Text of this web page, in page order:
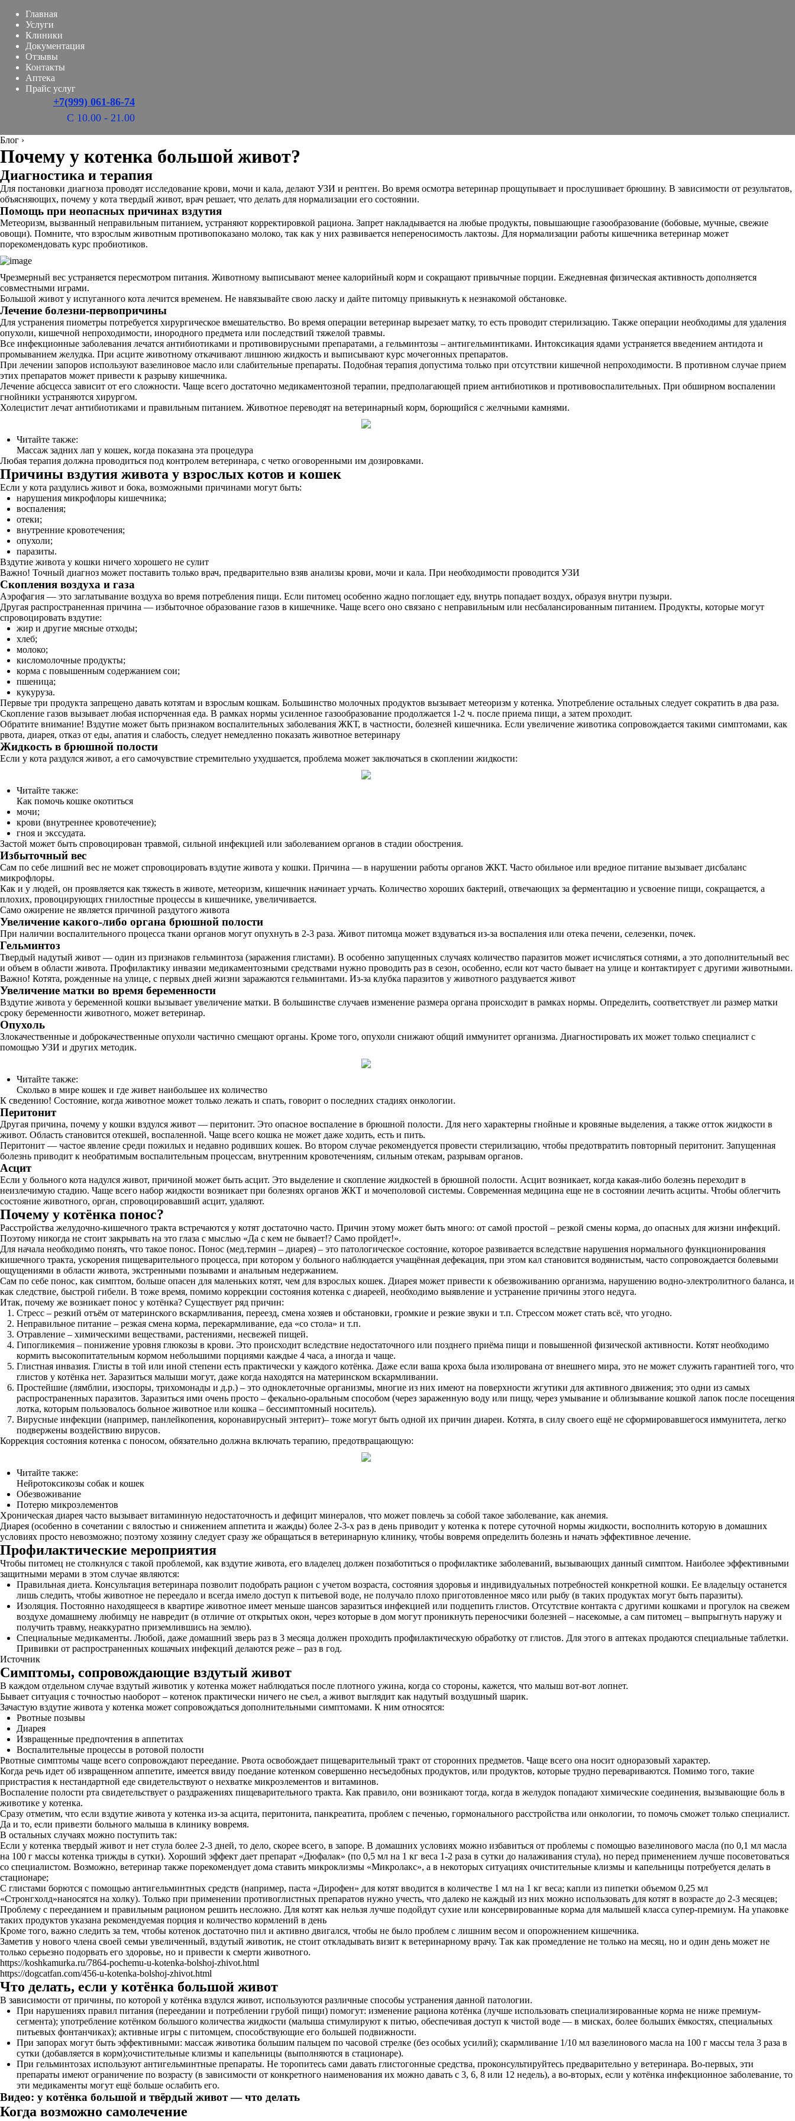
Главная
Услуги
Клиники
Документация
Отзывы
Контакты
Аптека
Прайс услуг
+7(999) 061-86-74
С 10.00 - 21.00
Блог ›
Почему у котенка большой живот?
Диагностика и терапия
Для постановки диагноза проводят исследование крови, мочи и кала, делают УЗИ и рентген. Во время осмотра ветеринар прощупывает и прослушивает брюшину. В зависимости от результатов,
объясняющих, почему у кота твердый живот, врач решает, что делать для нормализации его состоянии.
Помощь при неопасных причинах вздутия
Метеоризм, вызванный неправильным питанием, устраняют корректировкой рациона. Запрет накладывается на любые продукты, повышающие газообразование (бобовые, мучные, свежие
овощи). Помните, что взрослым животным противопоказано молоко, так как у них развивается непереносимость лактозы. Для нормализации работы кишечника ветеринар может
порекомендовать курс пробиотиков.
Чрезмерный вес устраняется пересмотром питания. Животному выписывают менее калорийный корм и сокращают привычные порции. Ежедневная физическая активность дополняется
совместными играми.
Большой живот у испуганного кота лечится временем. Не навязывайте свою ласку и дайте питомцу привыкнуть к незнакомой обстановке.
Лечение болезни-первопричины
Для устранения пиометры потребуется хирургическое вмешательство. Во время операции ветеринар вырезает матку, то есть проводит стерилизацию. Также операции необходимы для удаления
опухоли, кишечной непроходимости, инородного предмета или последствий тяжелой травмы.
Все инфекционные заболевания лечатся антибиотиками и противовирусными препаратами, а гельминтозы – антигельминтиками. Интоксикация ядами устраняется введением антидота и
промыванием желудка. При асците животному откачивают лишнюю жидкость и выписывают курс мочегонных препаратов.
При лечении запоров используют вазелиновое масло или слабительные препараты. Подобная терапия допустима только при отсутствии кишечной непроходимости. В противном случае прием
этих препаратов может привести к разрыву кишечника.
Лечение абсцесса зависит от его сложности. Чаще всего достаточно медикаментозной терапии, предполагающей прием антибиотиков и противовоспалительных. При обширном воспалении
гнойники устраняются хирургом.
Холецистит лечат антибиотиками и правильным питанием. Животное переводят на ветеринарный корм, борющийся с желчными камнями.
Читайте также:
Массаж задних лап у кошек, когда показана эта процедура
Любая терапия должна проводиться под контролем ветеринара, с четко оговоренными им дозировками.
Причины вздутия живота у взрослых котов и кошек
Если у кота раздулись живот и бока, возможными причинами могут быть:
нарушения микрофлоры кишечника;
воспаления;
отеки;
внутренние кровотечения;
опухоли;
паразиты.
Вздутие живота у кошки ничего хорошего не сулит
Важно! Точный диагноз может поставить только врач, предварительно взяв анализы крови, мочи и кала. При необходимости проводится УЗИ
Скопления воздуха и газа
Аэрофагия — это заглатывание воздуха во время потребления пищи. Если питомец особенно жадно поглощает еду, внутрь попадает воздух, образуя внутри пузыри.
Другая распространенная причина — избыточное образование газов в кишечнике. Чаще всего оно связано с неправильным или несбалансированным питанием. Продукты, которые могут
спровоцировать вздутие:
жир и другие мясные отходы;
хлеб;
молоко;
кисломолочные продукты;
корма с повышенным содержанием сои;
пшеница;
кукуруза.
Первые три продукта запрещено давать котятам и взрослым кошкам. Большинство молочных продуктов вызывает метеоризм у котенка. Употребление остальных следует сократить в два раза.
Скопление газов вызывает любая испорченная еда. В рамках нормы усиленное газообразование продолжается 1-2 ч. после приема пищи, а затем проходит.
Обратите внимание! Вздутие может быть признаком воспалительных заболевания ЖКТ, в частности, болезней кишечника. Если увеличение животика сопровождается такими симптомами, как
рвота, диарея, отказ от еды, апатия и слабость, следует немедленно показать животное ветеринару
Жидкость в брюшной полости
Если у кота раздулся живот, а его самочувствие стремительно ухудшается, проблема может заключаться в скоплении жидкости:
Читайте также:
Как помочь кошке окотиться
мочи;
крови (внутреннее кровотечение);
гноя и экссудата.
Застой может быть спровоцирован травмой, сильной инфекцией или заболеванием органов в стадии обострения.
Избыточный вес
Сам по себе лишний вес не может спровоцировать вздутие живота у кошки. Причина — в нарушении работы органов ЖКТ. Часто обильное или вредное питание вызывает дисбаланс
микрофлоры.
Как и у людей, он проявляется как тяжесть в животе, метеоризм, кишечник начинает урчать. Количество хороших бактерий, отвечающих за ферментацию и усвоение пищи, сокращается, а
плохих, провоцирующих гнилостные процессы в кишечнике, увеличивается.
Само ожирение не является причиной раздутого живота
Увеличение какого-либо органа брюшной полости
При наличии воспалительного процесса ткани органов могут опухнуть в 2-3 раза. Живот питомца может вздуваться из-за воспаления или отека печени, селезенки, почек.
Гельминтоз
Твердый надутый живот — один из признаков гельминтоза (заражения глистами). В особенно запущенных случаях количество паразитов может исчисляться сотнями, а это дополнительный вес
и объем в области живота. Профилактику инвазии медикаментозными средствами нужно проводить раз в сезон, особенно, если кот часто бывает на улице и контактирует с другими животными.
Важно! Котята, рожденные на улице, с первых дней жизни заражаются гельминтами. Из-за клубка паразитов у животного раздувается живот
Увеличение матки во время беременности
Вздутие живота у беременной кошки вызывает увеличение матки. В большинстве случаев изменение размера органа происходит в рамках нормы. Определить, соответствует ли размер матки
сроку беременности животного, может ветеринар.
Опухоль
Злокачественные и доброкачественные опухоли частично смещают органы. Кроме того, опухоли снижают общий иммунитет организма. Диагностировать их может только специалист с
помощью УЗИ и других методик.
Читайте также:
Сколько в мире кошек и где живет наибольшее их количество
К сведению! Состояние, когда животное может только лежать и спать, говорит о последних стадиях онкологии.
Перитонит
Другая причина, почему у кошки вздулся живот — перитонит. Это опасное воспаление в брюшной полости. Для него характерны гнойные и кровяные выделения, а также отток жидкости в
живот. Область становится отекшей, воспаленной. Чаще всего кошка не может даже ходить, есть и пить.
Перитонит — частое явление среди пожилых и недавно родивших кошек. Во втором случае рекомендуется провести стерилизацию, чтобы предотвратить повторный перитонит. Запущенная
болезнь приводит к необратимым воспалительным процессам, внутренним кровотечениям, сильным отекам, разрывам органов.
Асцит
Если у больного кота надулся живот, причиной может быть асцит. Это выделение и скопление жидкостей в брюшной полости. Асцит возникает, когда какая-либо болезнь переходит в
неизлечимую стадию. Чаще всего набор жидкости возникает при болезнях органов ЖКТ и мочеполовой системы. Современная медицина еще не в состоянии лечить асциты. Чтобы облегчить
состояние животного, орган, спровоцировавший асцит, удаляют.
Почему у котёнка понос?
Расстройства желудочно-кишечного тракта встречаются у котят достаточно часто. Причин этому может быть много: от самой простой – резкой смены корма, до опасных для жизни инфекций.
Поэтому никогда не стоит закрывать на это глаза с мыслью «Да с кем не бывает!? Само пройдет!».
Для начала необходимо понять, что такое понос. Понос (мед.термин – диарея) – это патологическое состояние, которое развивается вследствие нарушения нормального функционирования
кишечного тракта, ускорения пищеварительного процесса, при котором у больного наблюдается учащённая дефекация, при этом кал становится водянистым, часто сопровождается болевыми
ощущениями в области живота, экстренными позывами и анальным недержанием.
Сам по себе понос, как симптом, больше опасен для маленьких котят, чем для взрослых кошек. Диарея может привести к обезвоживанию организма, нарушению водно-электролитного баланса, и
как следствие, быстрой гибели. В тоже время, помимо коррекции состояния котенка с диареей, необходимо выявление и устранение причины этого недуга.
Итак, почему же возникает понос у котёнка? Существует ряд причин:
Стресс – резкий отъём от материнского вскармливания, переезд, смена хозяев и обстановки, громкие и резкие звуки и т.п. Стрессом может стать всё, что угодно.
Неправильное питание – резкая смена корма, перекармливание, еда «со стола» и т.п.
Отравление – химическими веществами, растениями, несвежей пищей.
Гипогликемия – понижение уровня глюкозы в крови. Это происходит вследствие недостаточного или позднего приёма пищи и повышенной физической активности. Котят необходимо
кормить высокопитательным кормом небольшими порциями каждые 4 часа, а иногда и чаще.
Глистная инвазия. Глисты в той или иной степени есть практически у каждого котёнка. Даже если ваша кроха была изолирована от внешнего мира, это не может служить гарантией того, что
глистов у котёнка нет. Заразиться малыши могут, даже когда находятся на материнском вскармливании.
Простейшие (лямблии, изоспоры, трихомонады и д.р.) – это одноклеточные организмы, многие из них имеют на поверхности жгутики для активного движения; это одни из самых
распространенных паразитов. Заразиться ими очень просто – фекально-оральным способом (через зараженную воду или пищу, через умывание и облизывание кошкой лапок после посещения
лотка, которым пользовалось больное животное или кошка – бессимптомный носитель).
Вирусные инфекции (например, панлейкопения, коронавирусный энтерит)– тоже могут быть одной их причин диареи. Котята, в силу своего ещё не сформировавшегося иммунитета, легко
подвержены воздействию вирусов.
Коррекция состояния котенка с поносом, обязательно должна включать терапию, предотвращающую:
Читайте также:
Нейротоксикозы собак и кошек
Обезвоживание
Потерю микроэлементов
Хроническая диарея часто вызывает витаминную недостаточность и дефицит минералов, что может повлечь за собой такое заболевание, как анемия.
Диарея (особенно в сочетании с вялостью и снижением аппетита и жажды) более 2-3-х раз в день приводит у котенка к потере суточной нормы жидкости, восполнить которую в домашних
условиях просто невозможно; поэтому хозяину следует сразу же обращаться в ветеринарную клинику, чтобы вовремя определить болезнь и начать эффективное лечение.
Профилактические мероприятия
Чтобы питомец не столкнулся с такой проблемой, как вздутие живота, его владелец должен позаботиться о профилактике заболеваний, вызывающих данный симптом. Наиболее эффективными
защитными мерами в этом случае являются:
Правильная диета. Консультация ветеринара позволит подобрать рацион с учетом возраста, состояния здоровья и индивидуальных потребностей конкретной кошки. Ее владельцу останется
лишь следить, чтобы животное не переедало и всегда имело доступ к питьевой воде, не получало плохо приготовленное мясо или рыбу (в таких продуктах могут быть паразиты).
Изоляция. Постоянно находящееся в квартире животное имеет меньше шансов заразиться инфекцией или подцепить глистов. Отсутствие контакта с другими кошками и прогулок на свежем
воздухе домашнему любимцу не навредит (в отличие от открытых окон, через которые в дом могут проникнуть переносчики болезней – насекомые, а сам питомец – выпрыгнуть наружу и
получить травму, неаккуратно приземлившись на землю).
Специальные медикаменты. Любой, даже домашний зверь раз в 3 месяца должен проходить профилактическую обработку от глистов. Для этого в аптеках продаются специальные таблетки.
Прививки от распространенных кошачьих инфекций делаются реже – раз в год.
Источник
Симптомы, сопровождающие вздутый живот
В каждом отдельном случае вздутый животик у котенка может наблюдаться после плотного ужина, когда со стороны, кажется, что малыш вот-вот лопнет.
Бывает ситуация с точностью наоборот – котенок практически ничего не съел, а живот выглядит как надутый воздушный шарик.
Зачастую вздутие живота у котенка может сопровождаться дополнительными симптомами. К ним относятся:
Рвотные позывы
Диарея
Извращенные предпочтения в аппетитах
Воспалительные процессы в ротовой полости
Рвотные симптомы чаще всего сопровождают переедание. Рвота освобождает пищеварительный тракт от сторонних предметов. Чаще всего она носит одноразовый характер.
Когда речь идет об извращенном аппетите, имеется ввиду поедание котенком совершенно несъедобных продуктов, или продуктов, которые трудно перевариваются. Помимо того, такие
пристрастия к нестандартной еде свидетельствуют о нехватке микроэлементов и витаминов.
Воспаление полости рта свидетельствует о раздражениях пищеварительного тракта. Как правило, они возникают тогда, когда в желудок попадают химические соединения, вызывающие боль в
животике у котенка.
Сразу отметим, что если вздутие живота у котенка из-за асцита, перитонита, панкреатита, проблем с печенью, гормонального расстройства или онкологии, то помочь сможет только специалист.
Да и то, если привезти больного малыша в клинику вовремя.
В остальных случаях можно поступить так:
Если у котенка твердый живот и нет стула более 2-3 дней, то дело, скорее всего, в запоре. В домашних условиях можно избавиться от проблемы с помощью вазелинового масла (по 0,1 мл масла
на 100 г массы котенка трижды в сутки). Хороший эффект дает препарат «Дюфалак» (по 0,5 мл на 1 кг веса 1-2 раза в сутки до налаживания стула), но перед применением лучше посоветоваться
со специалистом. Возможно, ветеринар также порекомендует дома ставить микроклизмы «Микролакс», а в некоторых ситуациях очистительные клизмы и капельницы потребуется делать в
стационаре;
С глистами борются с помощью антигельминтных средств (например, паста «Дирофен» для котят вводится в количестве 1 мл на 1 кг веса; капли из пипетки объемом 0,25 мл
«Стронгхолд»наносятся на холку). Только при применении противоглистных препаратов нужно учесть, что далеко не каждый из них можно использовать для котят в возрасте до 2-3 месяцев;
Проблему с перееданием и правильным рационом решить несложно. Для котят как нельзя лучше подойдут сухие или консервированные корма для малышей класса супер-премиум. На упаковке
таких продуктов указана рекомендуемая порция и количество кормлений в день
Кроме того, важно следить за тем, чтобы котенок достаточно пил и активно двигался, чтобы не было проблем с лишним весом и опорожнением кишечника.
Заметив у нового члена своей семьи увеличенный, вздутый животик, не стоит откладывать визит к ветеринарному врачу. Так как промедление не только на месяц, но и один день может не
только серьезно подорвать его здоровье, но и привести к смерти животного.
https://koshkamurka.ru/7864-pochemu-u-kotenka-bolshoj-zhivot.html
https://dogcatfan.com/456-u-kotenka-bolshoj-zhivot.html
Что делать, если у котёнка большой живот
В зависимости от причины, по которой у котёнка вздулся живот, используются различные способы устранения данной патологии.
При нарушениях правил питания (переедании и потреблении грубой пищи) помогут: изменение рациона котёнка (лучше использовать специализированные корма не ниже премиум-
сегмента); употребление котёнком большого количества жидкости (малыша стимулируют к питью, обеспечивая доступ к чистой воде — в мисках, более больших ёмкостях, специальных
питьевых фонтанчиках); активные игры с питомцем, способствующие его большей подвижности.
При запорах могут быть эффективными: массаж животика большим пальцем по часовой стрелке (без особых усилий); скармливание 1/10 мл вазелинового масла на 100 г массы тела 3 раза в
сутки (добавляется в корм);очистительные клизмы и капельницы (выполняются в стационаре).
При гельминтозах используют антигельминтные препараты. Не торопитесь сами давать глистогонные средства, проконсультируйтесь предварительно у ветеринара. Во-первых, эти
препараты имеют ограничение по возрасту (в зависимости от конкретного наименования их можно давать с 3, 6, 8 или 12 недель), а во-вторых, если у котёнка инфекционное заболевание, то
эти медикаменты могут ещё больше ослабить его.
Видео: у котёнка большой и твёрдый живот — что делать
Когда возможно самолечение